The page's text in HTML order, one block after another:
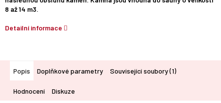
8 až 14 m3.
Detailní informace
Popis Doplňkové parametry Související soubory (1)
Hodnocení Diskuze